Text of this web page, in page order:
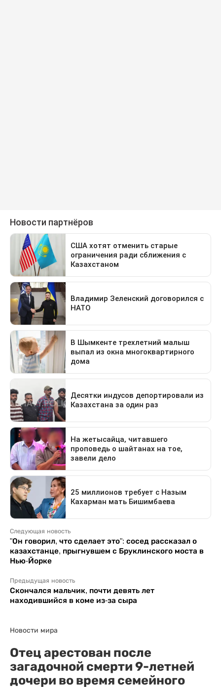
Следующая новость
"Он говорил, что сделает это": сосед рассказал о
казахстанце, прыгнувшем с Бруклинского моста в
Нью-Йорке
Предыдущая новость
Скончался мальчик, почти девять лет
находившийся в коме из-за сыра
Новости мира
Отец арестован после
загадочной смерти 9-летней
дочери во время семейного